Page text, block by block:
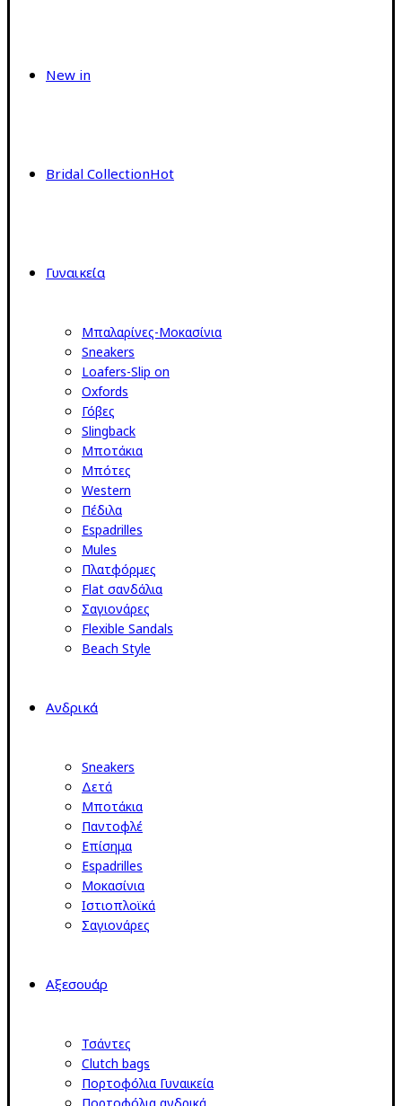
New in
Bridal CollectionHot
Γυναικεία
Μπαλαρίνες-Μοκασίνια
Sneakers
Loafers-Slip on
Oxfords
Γόβες
Slingback
Μποτάκια
Μπότες
Western
Πέδιλα
Espadrilles
Mules
Πλατφόρμες
Flat σανδάλια
Σαγιονάρες
Flexible Sandals
Beach Style
Ανδρικά
Sneakers
Δετά
Μποτάκια
Παντοφλέ
Επίσημα
Espadrilles
Μοκασίνια
Ιστιοπλοϊκά
Σαγιονάρες
Αξεσουάρ
Τσάντες
Clutch bags
Πορτοφόλια Γυναικεία